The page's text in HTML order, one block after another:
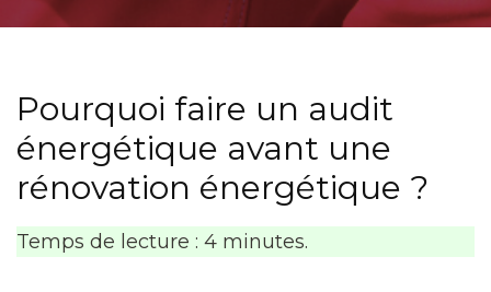
Pourquoi faire un audit
énergétique avant une
rénovation énergétique ?
Temps de lecture : 4 minutes.